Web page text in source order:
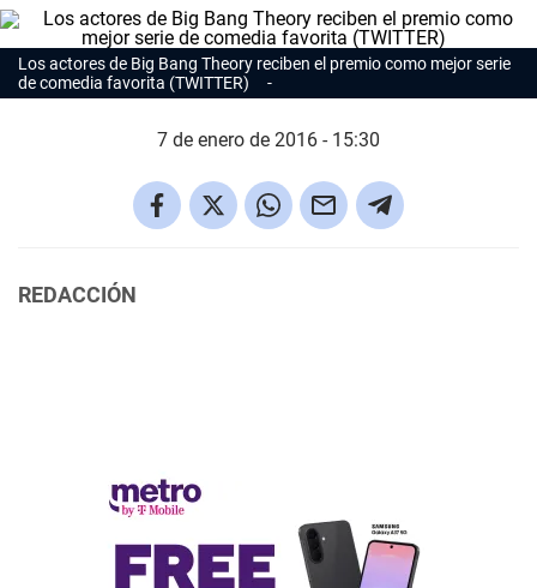
Los actores de Big Bang Theory reciben el premio como mejor serie
de comedia favorita (TWITTER)
7 de enero de 2016 - 15:30
REDACCIÓN